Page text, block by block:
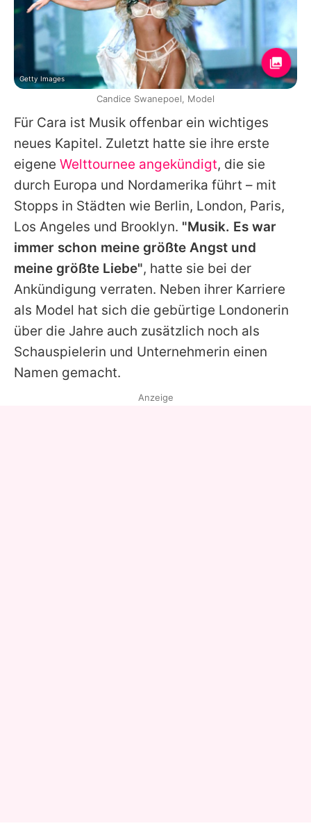
Für Cara ist Musik offenbar ein wichtiges
neues Kapitel. Zuletzt hatte sie ihre erste
eigene Welttournee angekündigt, die sie
durch Europa und Nordamerika führt – mit
Stopps in Städten wie Berlin, London, Paris,
Los Angeles und Brooklyn. "Musik. Es war
immer schon meine größte Angst und
meine größte Liebe", hatte sie bei der
Ankündigung verraten. Neben ihrer Karriere
als Model hat sich die gebürtige Londonerin
über die Jahre auch zusätzlich noch als
Schauspielerin und Unternehmerin einen
Namen gemacht.
Getty Images
Candice Swanepoel, Model
Anzeige